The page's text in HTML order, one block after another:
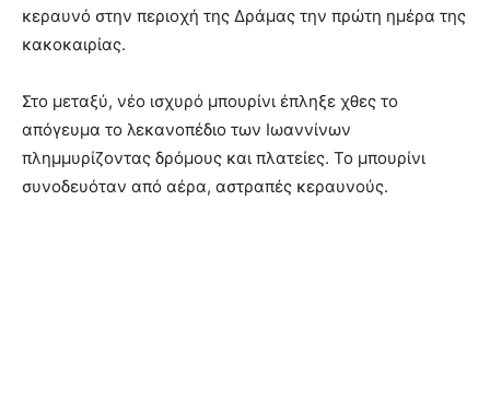
κεραυνό στην περιοχή της Δράμας την πρώτη ημέρα της
κακοκαιρίας.
Στο μεταξύ, νέο ισχυρό μπουρίνι έπληξε χθες το
απόγευμα το λεκανοπέδιο των Ιωαννίνων
πλημμυρίζοντας δρόμους και πλατείες. Το μπουρίνι
συνοδευόταν από αέρα, αστραπές κεραυνούς.